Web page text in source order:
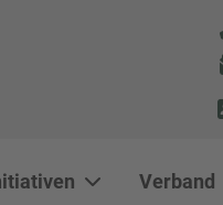
Verband
1800x500
1800x500
1800x500
5484 1800x500
WAL 99591800x500